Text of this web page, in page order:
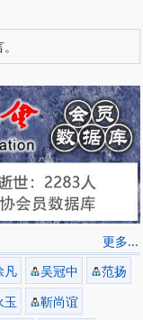
更多...
凡 吴冠中
范扬
玉
靳尚谊